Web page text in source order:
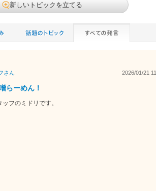
新しいトピックを立てる
さん 2026/01/21
らーめん！
フのミドリです。